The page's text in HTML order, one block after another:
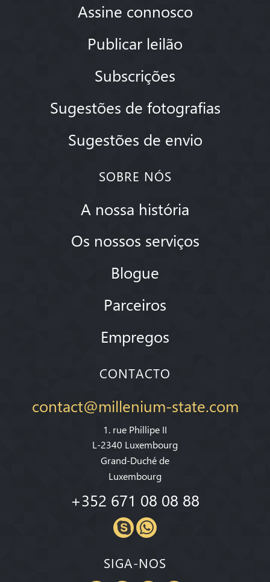
Assine connosco
Publicar leilão
Subscrições
Sugestões de fotografias
Sugestões de envio
SOBRE NÓS
A nossa história
Os nossos serviços
Blogue
Parceiros
Empregos
CONTACTO
contact@millenium-state.com
1. rue Phillipe II
L-2340 Luxembourg
Grand-Duché de
Luxembourg
+352 671 08 08 88
SIGA-NOS